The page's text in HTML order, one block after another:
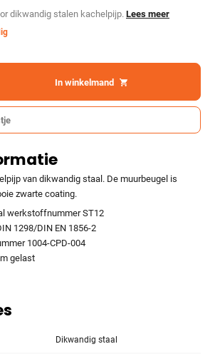
dikwandig stalen kachelpijp. Lees meer
In winkelmand
van dikwandig staal. De muurbeugel is
zwarte coating.
werkstoffnummer ST12
1298/DIN EN 1856-2
1004-CPD-004
gelast
Dikwandig staal